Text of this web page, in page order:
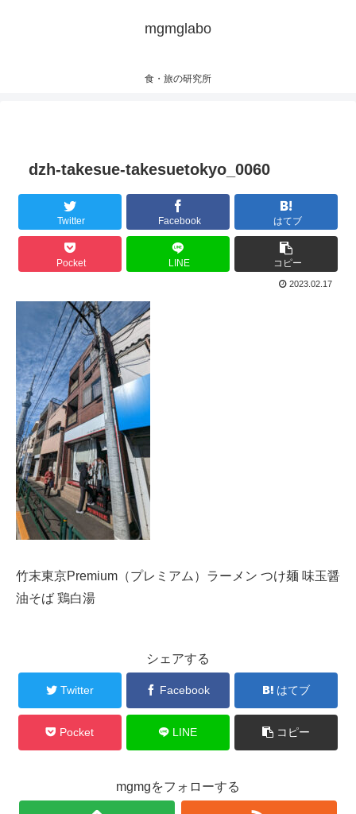
mgmglabo
食・旅の研究所
dzh-takesue-takesuetokyo_0060
Twitter Facebook はてブ
Pocket LINE コピー
2023.02.17
竹末東京Premium（プレミアム）ラーメン つけ麺 味玉醤
油そば 鶏白湯
シェアする
Twitter Facebook はてブ
Pocket LINE コピー
mgmgをフォローする